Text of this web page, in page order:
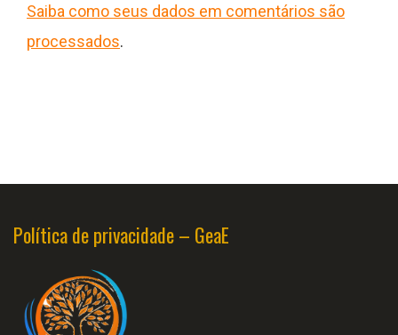
Saiba como seus dados em comentários são
processados.
Política de privacidade – GeaE